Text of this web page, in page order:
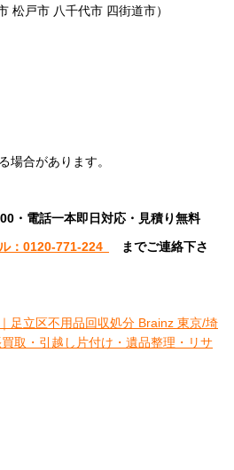
松戸市 八千代市 四街道市）
場合があります。
・電話一本即日対応・見積り無料
：0120-771-224 までご連絡下さ
｜足立区不用品回収処分 Brainz 東京/埼
取・引越し片付け・遺品整理・リサ